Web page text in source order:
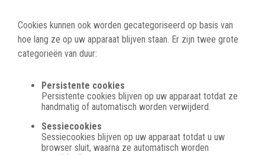
Cookies kunnen ook worden gecategoriseerd op basis van
hoe lang ze op uw apparaat blijven staan. Er zijn twee grote
categorieën van duur:
Persistente cookies
Persistente cookies blijven op uw apparaat totdat ze
handmatig of automatisch worden verwijderd.
Sessiecookies
Sessiecookies blijven op uw apparaat totdat u uw
browser sluit, waarna ze automatisch worden